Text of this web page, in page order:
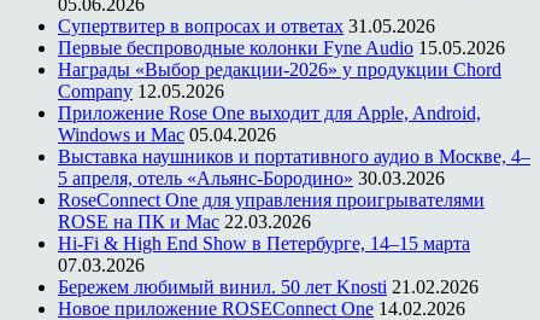
05.06.2026
Супертвитер в вопросах и ответах 31.05.2026
Первые беспроводные колонки Fyne Audio 15.05.2026
Награды «Выбор редакции-2026» у продукции Chord
Company 12.05.2026
Приложение Rose One выходит для Apple, Android,
Windows и Mac 05.04.2026
Выставка наушников и портативного аудио в Москве, 4–
5 апреля, отель «Альянс-Бородино» 30.03.2026
RoseConnect One для управления проигрывателями
ROSE на ПК и Mac 22.03.2026
Hi-Fi & High End Show в Петербурге, 14–15 марта
07.03.2026
Бережем любимый винил. 50 лет Knosti 21.02.2026
Новое приложение ROSEConnect One 14.02.2026